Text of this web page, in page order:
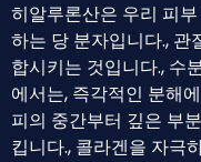
히알루론산은 우리 피
하는 당 분자입니다., 관
합시키는 것입니다., 수
에서는, 즉각적인 분해
피의 중간부터 깊은 부
킵니다., 콜라겐을 자극